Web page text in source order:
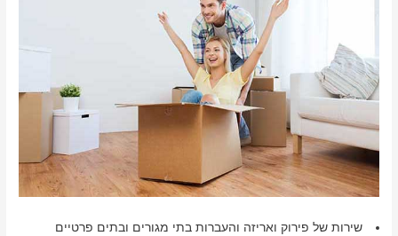
שירות של פירוק ואריזה והעברות בתי מגורים ובתים פרטיים